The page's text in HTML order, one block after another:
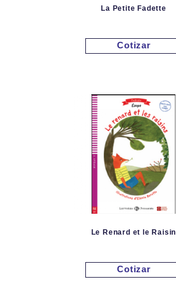
La Petite Fadette
Cotizar
Le Renard et le Raisin
Cotizar